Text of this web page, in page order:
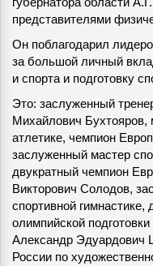
представителями
Он поблагодарил
за большой личный
и спорта и подготовку
Это: заслуженный
Михайлович Бухтояров,
атлетике, чемпион
заслуженный мастер
двукратный чемпион
Викторович Солодов,
спортивной гимнастике,
олимпийской
Александр Эдуардович
России по